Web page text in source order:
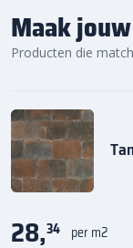
Maak
Producten die
28,34 per m2